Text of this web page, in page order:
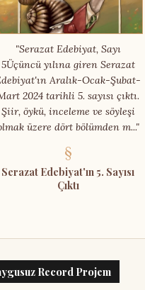
"Serazat Edebiyat, Sayı
5Üçüncü yılına giren Serazat
Aralık-Ocak-Şubat-
2024 tarihli 5. sayısı çıktı.
Şiir, öykü, inceleme ve söyleşi
üzere dört bölümden m..."
§
Serazat Edebiyat'ın 5. Sayısı
Çıktı
Record Projem